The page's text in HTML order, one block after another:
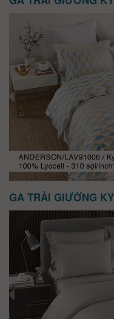
GA TRẢI GIƯỜNG